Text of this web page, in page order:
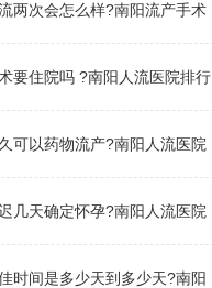
两次会怎么样?南阳流产手术
要住院吗 ?南阳人流医院排行
可以药物流产?南阳人流医院
几天确定怀孕?南阳人流医院
时间是多少天到多少天?南阳